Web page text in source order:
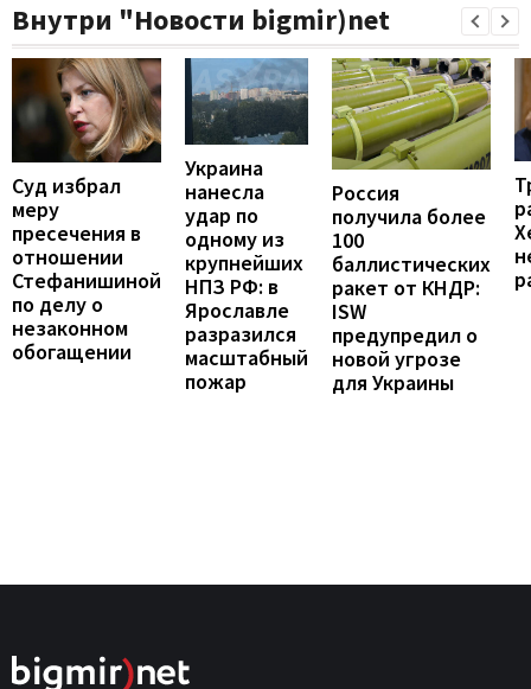
Внутри "Новости bigmir)net
Суд избрал
меру
пресечения в
отношении
Стефанишиной
по делу о
незаконном
обогащении
Украина
нанесла
удар по
одному из
крупнейших
НПЗ РФ: в
Ярославле
разразился
масштабный
пожар
Россия
получила более
100
баллистических
ракет от КНДР:
ISW
предупредил о
новой угрозе
для Украины